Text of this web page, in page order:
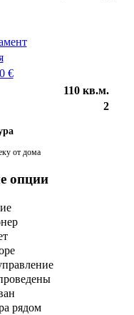
€
110 кв.м.
2
от дома
опции
рядом